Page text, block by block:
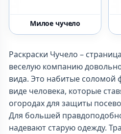
Милое чучело
Раскраски Чучело –
веселую компанию
вида. Это набитые соломой
виде человека, которые
огородах для защиты
Для большей
надевают старую одежду.